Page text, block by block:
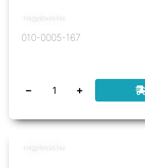
010-0005-167
− +